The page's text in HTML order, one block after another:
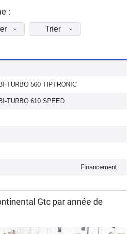
:
Trier
TURBO 560 TIPTRONIC
TURBO 610 SPEED
Financement
Gtc par année de